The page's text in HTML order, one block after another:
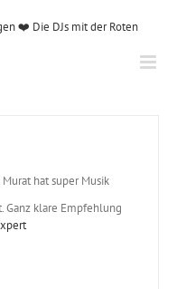
Murat hat super Musik
Ganz klare Empfehlung